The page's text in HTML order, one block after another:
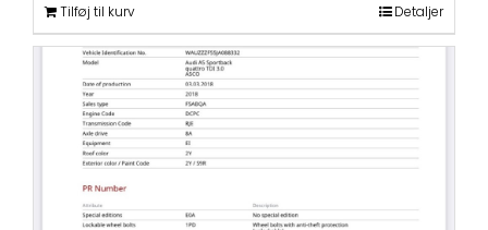
Tilføj til kurv Detaljer